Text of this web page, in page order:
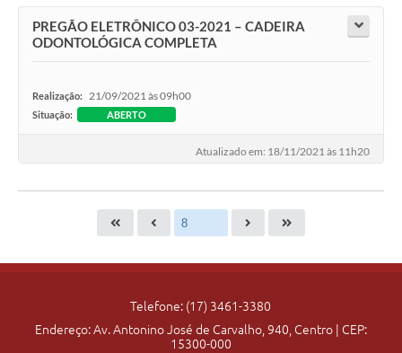
PREGÃO ELETRÔNICO 03-2021 – CADEIRA
ODONTOLÓGICA COMPLETA
Realização: 21/09/2021 às 09h00
Situação: ABERTO
Atualizado em: 18/11/2021 às 11h20
Telefone: (17) 3461-3380
Endereço: Av. Antonino José de Carvalho, 940, Centro | CEP:
15300-000